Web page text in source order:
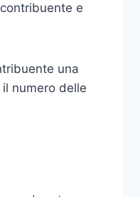
e
una
numero delle